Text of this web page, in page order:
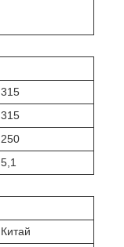
315
315
250
5,1
Китай